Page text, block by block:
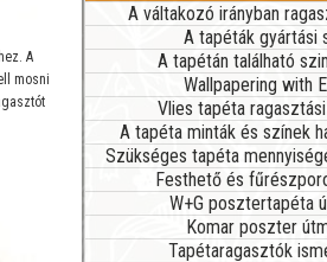
A
mosni
A váltakozó irányban
A tapéták gyártási
A tapétán található
Wallpapering with
Vlies tapéta
A tapéta minták és színek
Szükséges tapéta
Festhető és
W+G posztertapéta
Komar poszter
Tapétaragasztók